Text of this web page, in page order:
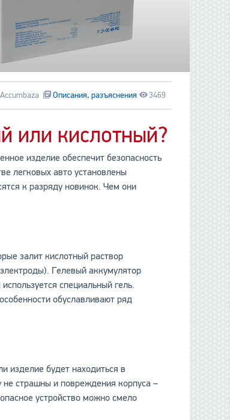
Описания, разъяснения 3469
Accumbaza
или кислотный?
изделие обеспечит безопасность
легковых авто установлены
к разряду новинок. Чем они
залит кислотный раствор
Гелевый аккумулятор
специальный гель.
обуславливают ряд
изделие будет находиться в
не страшны и повреждения корпуса –
устройство можно смело
данные отсутствуют